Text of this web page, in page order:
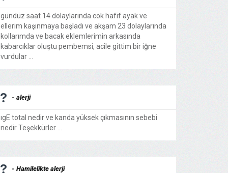
gündüz saat 14 dolaylarında cok hafif ayak ve
ellerim kaşınmaya başladı ve akşam 23 dolaylarında
kollarımda ve bacak eklemlerimin arkasında
kabarcıklar oluştu pembemsi, acile gittim bir iğne
vurdular ...
- alerji
ıgE total nedir ve kanda yüksek çıkmasının sebebi
nedir Teşekkürler ...
- Hamilelikte alerji